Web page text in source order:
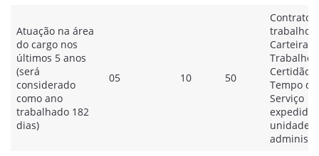
Atuação na área
do cargo nos
últimos 5 anos
(será
considerado
como ano
trabalhado 182
dias)
05 10 50
Contrato
trabalho,
Carteira
Trabalho
Certidão
Tempo de
Serviço
expedida
unidade